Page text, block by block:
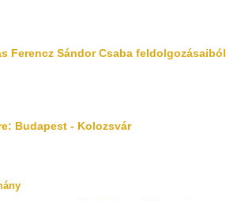
Ferencz Sándor Csaba feldolgozásaiból
Budapest - Kolozsvár